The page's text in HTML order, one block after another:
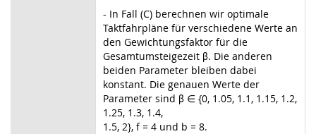
- In Fall (C) berechnen wir optimale
Taktfahrpläne für verschiedene Werte an
den Gewichtungsfaktor für die
Gesamtumsteigezeit β. Die anderen
beiden Parameter bleiben dabei
konstant. Die genauen Werte der
Parameter sind β ∈ {0, 1.05, 1.1, 1.15, 1.2,
1.25, 1.3, 1.4,
1.5, 2}, f = 4 und b = 8.